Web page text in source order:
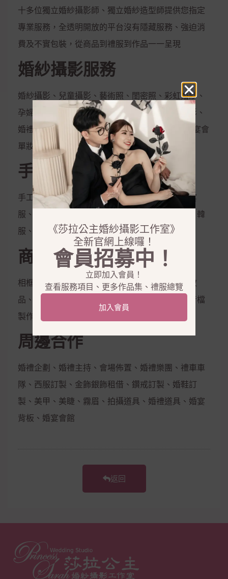
十多位獨立婚紗攝影師、獨立婚紗造型師提供您指定
專業服務，全透明開放的平台沒有隱藏服務、強迫消
費及不實包裝，從商品到禮服到作品一一呈現
婚紗攝影服務
婚紗攝影、兒童攝影、藝術照、閨密照、彩虹婚紗、
孕婦照、全家福、活動拍攝、婚禮攝影、宴會攝影、
婚禮錄影、宴會錄影、MV專輯錄影、新娘秘書、宴會
單妝
手工禮服出租
手工白紗、手工晚禮服、紳士西服、媽媽服、晚宴
服、伴娘服、孕婦禮服、秀和服、龍鳳掛、唐服、韓
服、花童服
商品銷售
相框、相本、雜誌本、喜帖、定妝液、控油保濕妝
品、隱形內衣、新娘捧花、拍照鮮花束，電子影音檔
製作
周邊合作
婚禮企劃、婚禮主持、會場佈置、婚禮樂團、禮車車
隊、西服訂製、金飾銀飾租借、鑽戒訂製、婚鞋訂
製、美甲、美睫、霧眉、拍攝道具、婚禮道具、婚宴
背板、婚宴會館
返回
《莎拉公主婚紗攝影工作室》
全新官網上線囉！
會員招募中！
立即加入會員！
查看服務項目、更多作品集、禮服總覽
加入會員